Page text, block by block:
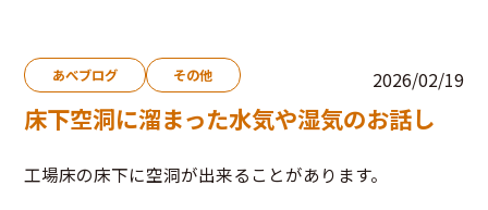
あべブログ その他 2026/02/19
床下空洞に溜まった水気や湿気のお話し
工場床の床下に空洞が出来ることがあります。